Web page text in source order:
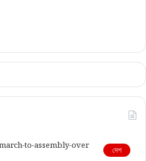
দেশ